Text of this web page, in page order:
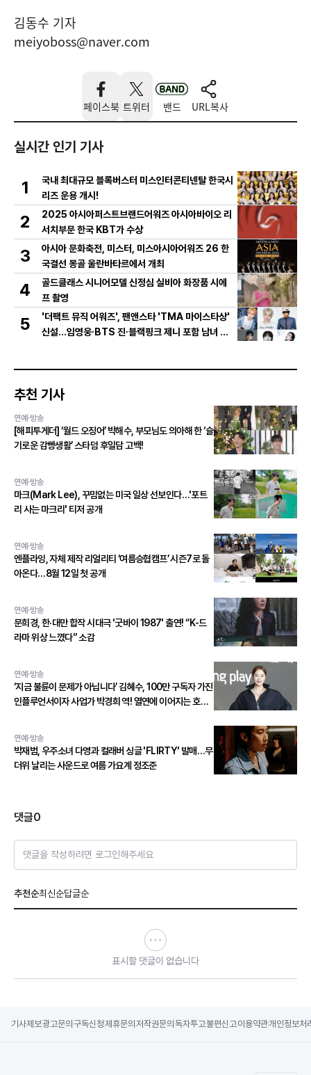
김동수 기자
meiyoboss@naver.com
페이스북 트위터 밴드 URL복사
실시간 인기 기사
1
국내 최대규모 블록버스터 미스인터콘티넨탈 한국시
리즈 운용 개시!
2
2025 아시아퍼스트브랜드어워즈 아시아바이오 리
서치부문 한국 KBT가 수상
3
아시아 문화축전, 미스터, 미스아시아어워즈 26 한
국결선 몽골 울란바타르에서 개최
4
골드클래스 시니어모델 신정심 실비아 화장품 시에
프 촬영
5
'더팩트 뮤직 어워즈', 팬앤스타 'TMA 마이스타상'
신설...임영웅∙BTS 진∙블랙핑크 제니 포함 남녀 아
추천 기사
연예·방송
[해피투게더] ‘월드 오징어’ 박해수, 부모님도 의아해 한 ‘슬
기로운 감빵생활’ 스타덤 후일담 고백!
연예·방송
마크(Mark Lee), 꾸밈없는 미국 일상 선보인다…'포트
리 사는 마크리' 티저 공개
연예·방송
엔플라잉, 자체 제작 리얼리티 ‘여름승협캠프’ 시즌7로 돌
아온다…8월 12일 첫 공개
연예·방송
문희경, 한·대만 합작 시대극 '굿바이 1987' 출연! “K-드
라마 위상 느꼈다” 소감
연예·방송
‘지금 불륜이 문제가 아닙니다’ 김혜수, 100만 구독자 가진
인플루언서이자 사업가 박경희 역! 열연에 이어지는 호평
연예·방송
박재범, 우주소녀 다영과 컬래버 싱글 'FLIRTY' 발매…무
더위 날리는 사운드로 여름 가요계 정조준
댓글0
댓글을 작성하려면 로그인해주세요
추천순최신순답글순
표시할 댓글이 없습니다
기사제보광고문의 구독신청제휴문의 저작권문의 독자투고불편신고이용약관개인정보처